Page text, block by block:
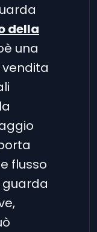
della
una
flusso
guarda